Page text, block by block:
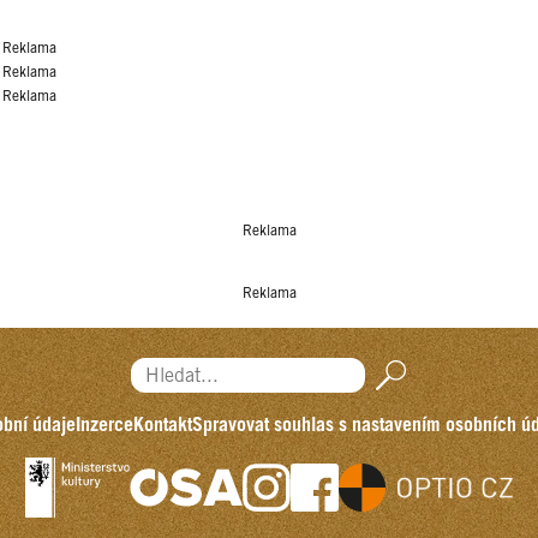
Reklama
Reklama
Reklama
Reklama
Reklama
Hledat...
údajeInzerceKontaktSpravovat souhlas s nastavením osobních